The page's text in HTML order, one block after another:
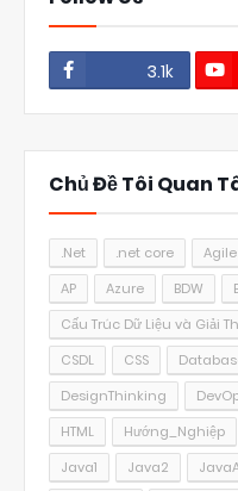
3.1k
Chủ Đề Tôi Quan
.Net .net core Agile
AP
Azure BDW
Cấu Trúc Dữ Liệu và Giải
CSDL
CSS
DesignThinking
HTML
Hướng_Nghiệp
Java1
Java2